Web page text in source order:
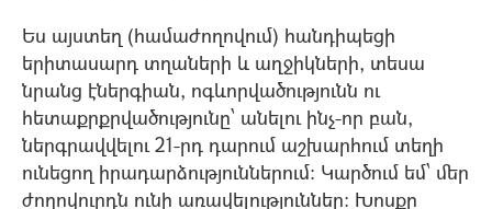
Ես այստեղ (համաժողովում) հանդիպեցի
երիտասարդ տղաների և աղջիկների, տեսա
նրանց էներգիան, ոգևորվածությունն ու
հետաքրքրվածությունը՝ անելու ինչ-որ բան,
ներգրավվելու 21-րդ դարում աշխարհում տեղի
ունեցող իրադարձություններում: Կարծում եմ՝ մեր
ժողովուրդն ունի առավելություններ: Խոսքը